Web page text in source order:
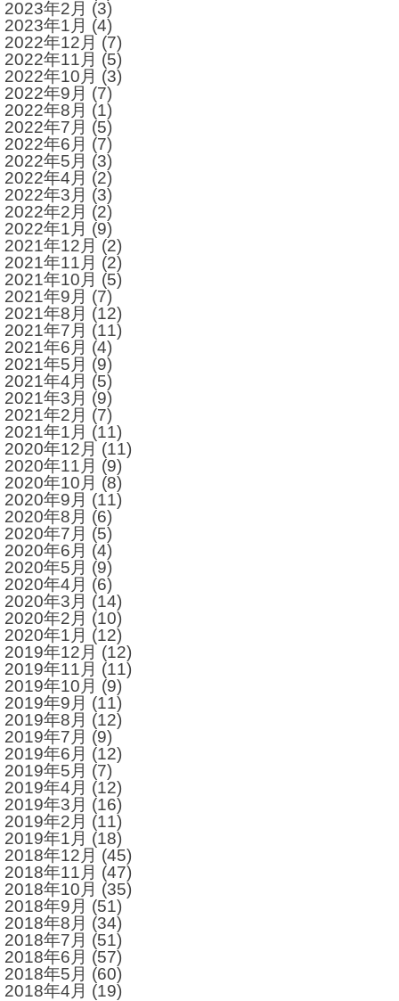
2023年2月 (3)
2023年1月 (4)
2022年12月 (7)
2022年11月 (5)
2022年10月 (3)
2022年9月 (7)
2022年8月 (1)
2022年7月 (5)
2022年6月 (7)
2022年5月 (3)
2022年4月 (2)
2022年3月 (3)
2022年2月 (2)
2022年1月 (9)
2021年12月 (2)
2021年11月 (2)
2021年10月 (5)
2021年9月 (7)
2021年8月 (12)
2021年7月 (11)
2021年6月 (4)
2021年5月 (9)
2021年4月 (5)
2021年3月 (9)
2021年2月 (7)
2021年1月 (11)
2020年12月 (11)
2020年11月 (9)
2020年10月 (8)
2020年9月 (11)
2020年8月 (6)
2020年7月 (5)
2020年6月 (4)
2020年5月 (9)
2020年4月 (6)
2020年3月 (14)
2020年2月 (10)
2020年1月 (12)
2019年12月 (12)
2019年11月 (11)
2019年10月 (9)
2019年9月 (11)
2019年8月 (12)
2019年7月 (9)
2019年6月 (12)
2019年5月 (7)
2019年4月 (12)
2019年3月 (16)
2019年2月 (11)
2019年1月 (18)
2018年12月 (45)
2018年11月 (47)
2018年10月 (35)
2018年9月 (51)
2018年8月 (34)
2018年7月 (51)
2018年6月 (57)
2018年5月 (60)
2018年4月 (19)